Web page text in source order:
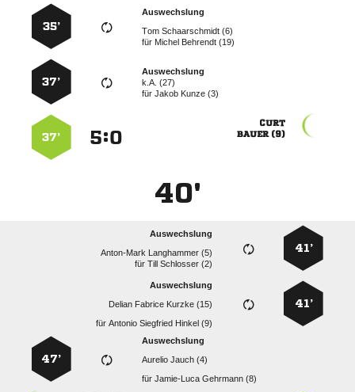
Auswechslung
  
für   
35’
Auswechslung
k.A. (27)
für  
37’

 
:
37’
40'
41’
Auswechslung
  
für  
41’
Auswechslung
   
für   
Auswechslung
  
für  
47’